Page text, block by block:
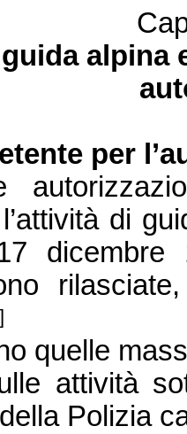
alpina
per
di
dicembre
quelle
attività
Polizia